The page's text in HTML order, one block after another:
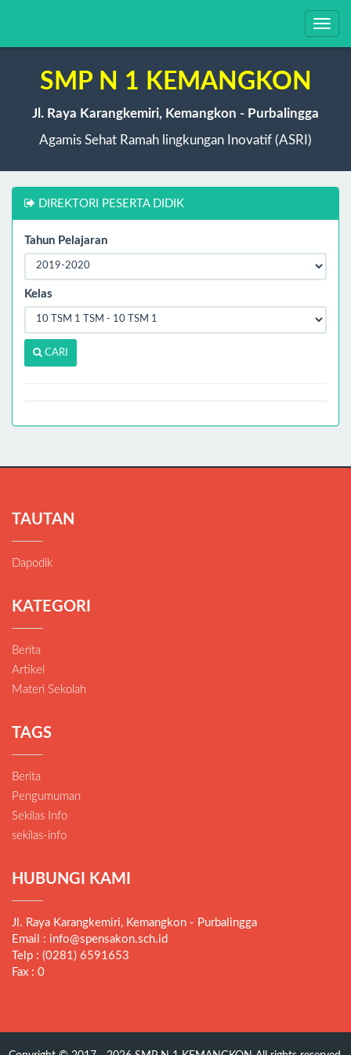
SMP N 1 KEMANGKON
Jl. Raya Karangkemiri, Kemangkon - Purbalingga
Agamis Sehat Ramah lingkungan Inovatif (ASRI)
DIREKTORI PESERTA DIDIK
Tahun Pelajaran
Kelas
CARI
TAUTAN
Dapodik
KATEGORI
Berita
Artikel
Materi Sekolah
TAGS
Berita
Pengumuman
Sekilas Info
sekilas-info
HUBUNGI KAMI
Jl. Raya Karangkemiri, Kemangkon - Purbalingga
Email : info@spensakon.sch.id
Telp : (0281) 6591653
Fax : 0